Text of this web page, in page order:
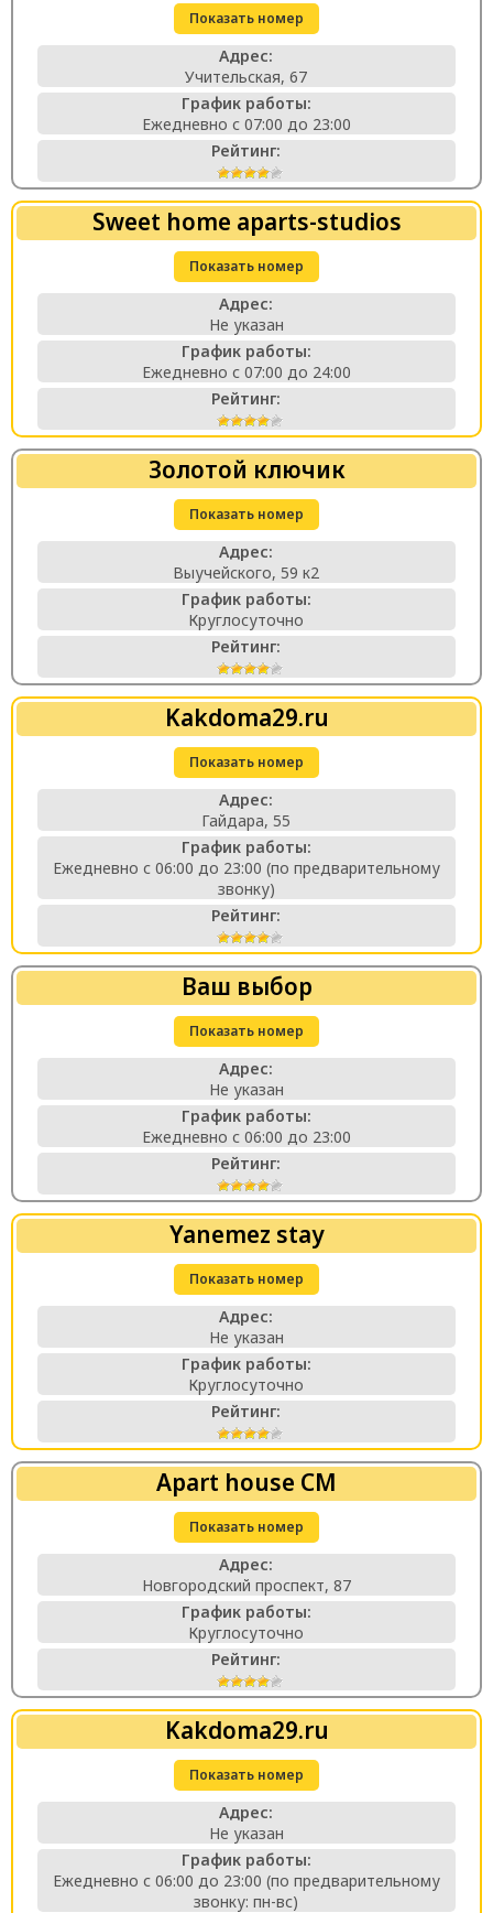
Показать номер
Адрес:
Учительская, 67
График работы:
Ежедневно с 07:00 до 23:00
Рейтинг:
Sweet home aparts-studios
Показать номер
Адрес:
Не указан
График работы:
Ежедневно с 07:00 до 24:00
Рейтинг:
Золотой ключик
Показать номер
Адрес:
Выучейского, 59 к2
График работы:
Круглосуточно
Рейтинг:
Kakdoma29.ru
Показать номер
Адрес:
Гайдара, 55
График работы:
Ежедневно с 06:00 до 23:00 (по предварительному
звонку)
Рейтинг:
Ваш выбор
Показать номер
Адрес:
Не указан
График работы:
Ежедневно с 06:00 до 23:00
Рейтинг:
Yanemez stay
Показать номер
Адрес:
Не указан
График работы:
Круглосуточно
Рейтинг:
Apart house СМ
Показать номер
Адрес:
Новгородский проспект, 87
График работы:
Круглосуточно
Рейтинг:
Kakdoma29.ru
Показать номер
Адрес:
Не указан
График работы:
Ежедневно с 06:00 до 23:00 (по предварительному
звонку: пн-вс)